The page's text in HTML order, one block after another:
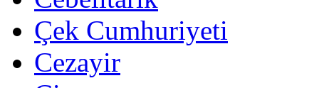
Çek Cumhuriyeti
Cezayir